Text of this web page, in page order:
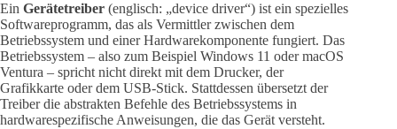
Ein Gerätetreiber (englisch: „device driver“) ist ein spezielles
Softwareprogramm, das als Vermittler zwischen dem
Betriebssystem und einer Hardwarekomponente fungiert. Das
Betriebssystem – also zum Beispiel Windows 11 oder macOS
Ventura – spricht nicht direkt mit dem Drucker, der
Grafikkarte oder dem USB-Stick. Stattdessen übersetzt der
Treiber die abstrakten Befehle des Betriebssystems in
hardwarespezifische Anweisungen, die das Gerät versteht.